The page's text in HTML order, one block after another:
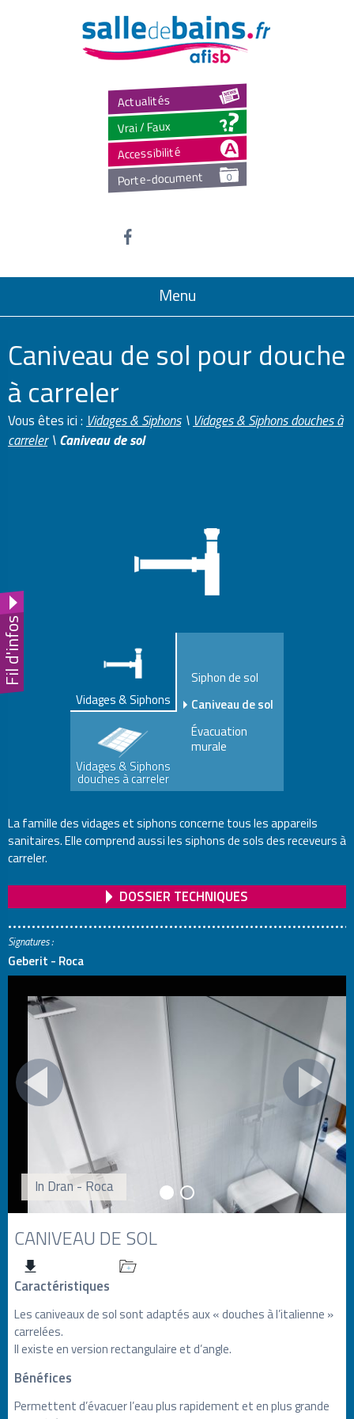
Actualités
Vrai / Faux
Accessibilité
Porte-document 0
Menu
Caniveau de sol pour douche
à carreler
Vous êtes ici : Vidages & Siphons\ Vidages & Siphons douches à
carreler\Caniveau de sol
Vidages & Siphons
Vidages & Siphons
douches à carreler
Siphon de sol
Caniveau de sol
Évacuation
murale
La famille des vidages et siphons concerne tous les appareils
sanitaires. Elle comprend aussi les siphons de sols des receveurs à
carreler.
DOSSIER TECHNIQUES
Signatures :
Geberit - Roca
In Dran - Roca
CANIVEAU DE SOL
Caractéristiques
Les caniveaux de sol sont adaptés aux « douches à l’italienne »
carrelées.
Il existe en version rectangulaire et d’angle.
Bénéfices
Permettent d’évacuer l’eau plus rapidement et en plus grande